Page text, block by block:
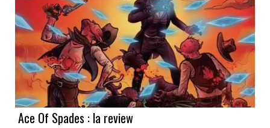
Ace Of Spades : la review